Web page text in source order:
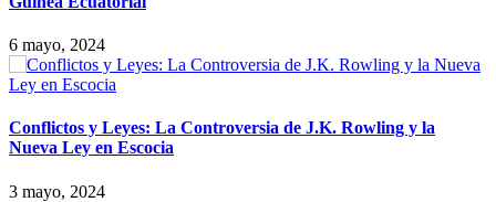
6 mayo, 2024
Conflictos y Leyes: La Controversia de J.K. Rowling y la
Nueva Ley en Escocia
3 mayo, 2024